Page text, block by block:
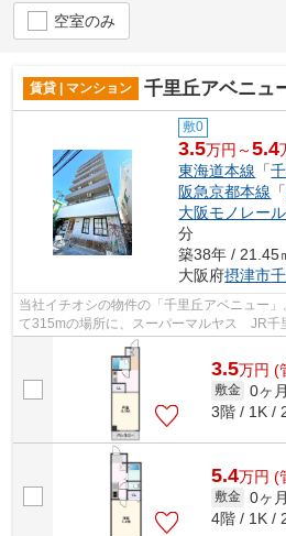
空室のみ
賃貸 | マンション 千里丘アベニュ
敷0
3.5万円～5.4
東海道本線 「
阪急京都本線 「
大阪モノレー
分
築38年 / 21.45
大阪府摂津市
当社イチオシの物件の「千里丘アベニュー
て315mの場所に、スーパーマルヤス JR千
駅近の物件で、徒歩5分で駅に行くことが...
3.5万円 (
敷金 0ヶ月
3階 / 1K /
5.4万円 (
敷金 0ヶ月
4階 / 1K /